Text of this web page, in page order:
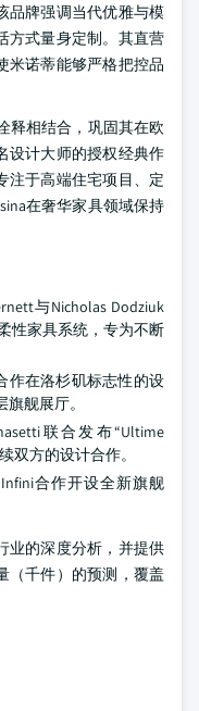
品牌强调当代优雅与模
方式量身定制。其直营
米诺蒂能够严格把控品
释相结合，巩固其在欧
设计大师的授权经典作
注于高端住宅项目、定
在奢华家具领域保持
与Nicholas Dodziuk
性家具系统，专为不断
作在洛杉矶标志性的设
舰展厅。
联合发布“Ultime
双方的设计合作。
合作开设全新旗舰
业的深度分析，并提供
（千件）的预测，覆盖